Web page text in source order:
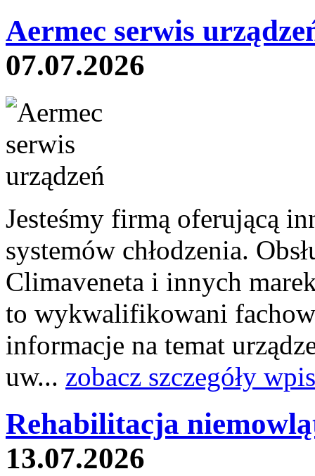
Aermec serwis
07.07.2026
Jesteśmy firmą oferującą
systemów chłodzenia.
Climaveneta i innych
to wykwalifikowani
informacje na temat
uw... zobacz szczegóły
Rehabilitacja
13.07.2026